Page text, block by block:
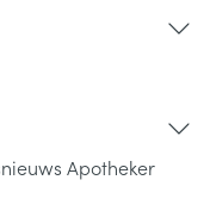
Apotheker